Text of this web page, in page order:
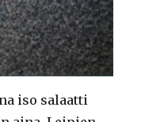
iso salaatti